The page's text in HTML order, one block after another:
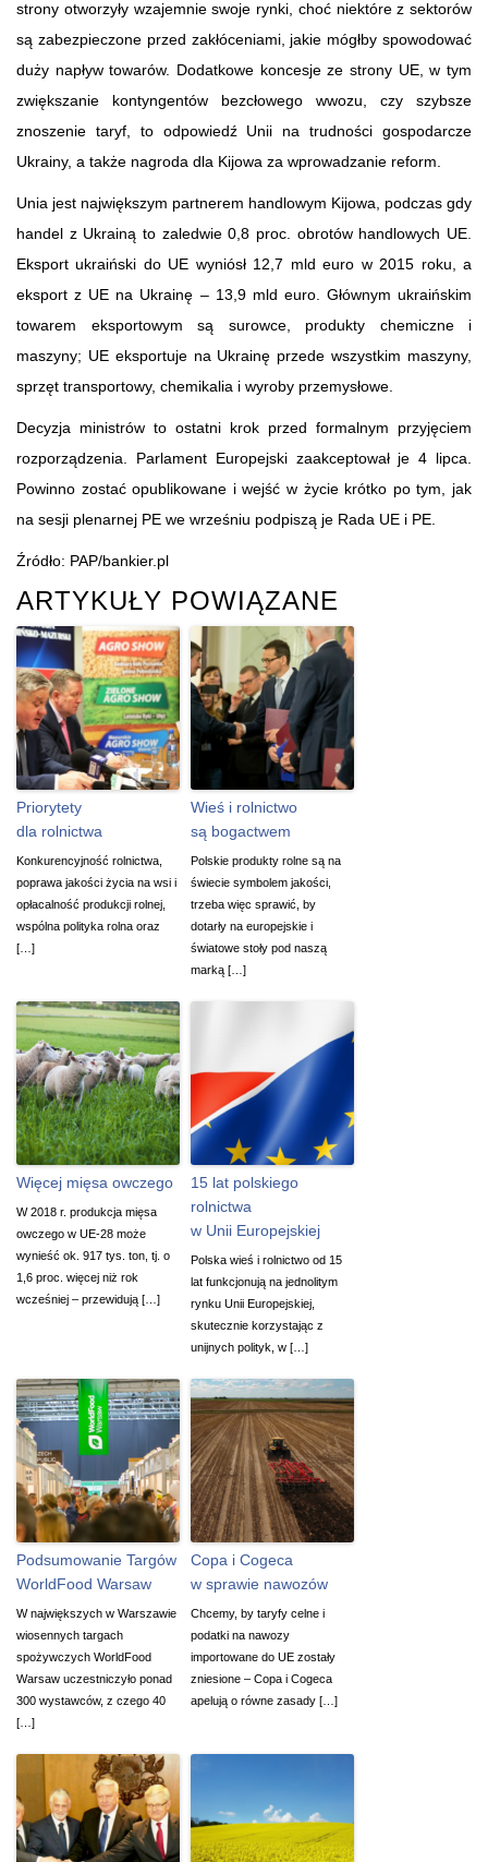
strony otworzyły wzajemnie swoje rynki, choć niektóre z sektorów
są zabezpieczone przed zakłóceniami, jakie mógłby spowodować
duży napływ towarów. Dodatkowe koncesje ze strony UE, w tym
zwiększanie kontyngentów bezcłowego wwozu, czy szybsze
znoszenie taryf, to odpowiedź Unii na trudności gospodarcze
Ukrainy, a także nagroda dla Kijowa za wprowadzanie reform.
Unia jest największym partnerem handlowym Kijowa, podczas gdy
handel z Ukrainą to zaledwie 0,8 proc. obrotów handlowych UE.
Eksport ukraiński do UE wyniósł 12,7 mld euro w 2015 roku, a
eksport z UE na Ukrainę – 13,9 mld euro. Głównym ukraińskim
towarem eksportowym są surowce, produkty chemiczne i
maszyny; UE eksportuje na Ukrainę przede wszystkim maszyny,
sprzęt transportowy, chemikalia i wyroby przemysłowe.
Decyzja ministrów to ostatni krok przed formalnym przyjęciem
rozporządzenia. Parlament Europejski zaakceptował je 4 lipca.
Powinno zostać opublikowane i wejść w życie krótko po tym, jak
na sesji plenarnej PE we wrześniu podpiszą je Rada UE i PE.
Źródło: PAP/bankier.pl
ARTYKUŁY POWIĄZANE
Priorytety
dla rolnictwa
Konkurencyjność rolnictwa,
poprawa jakości życia na wsi i
opłacalność produkcji rolnej,
wspólna polityka rolna oraz
[…]
Wieś i rolnictwo
są bogactwem
Polskie produkty rolne są na
świecie symbolem jakości,
trzeba więc sprawić, by
dotarły na europejskie i
światowe stoły pod naszą
marką […]
Więcej mięsa owczego
W 2018 r. produkcja mięsa
owczego w UE-28 może
wynieść ok. 917 tys. ton, tj. o
1,6 proc. więcej niż rok
wcześniej – przewidują […]
15 lat polskiego
rolnictwa
w Unii Europejskiej
Polska wieś i rolnictwo od 15
lat funkcjonują na jednolitym
rynku Unii Europejskiej,
skutecznie korzystając z
unijnych polityk, w […]
Podsumowanie Targów
WorldFood Warsaw
W największych w Warszawie
wiosennych targach
spożywczych WorldFood
Warsaw uczestniczyło ponad
300 wystawców, z czego 40
[…]
Copa i Cogeca
w sprawie nawozów
Chcemy, by taryfy celne i
podatki na nawozy
importowane do UE zostały
zniesione – Copa i Cogeca
apelują o równe zasady […]